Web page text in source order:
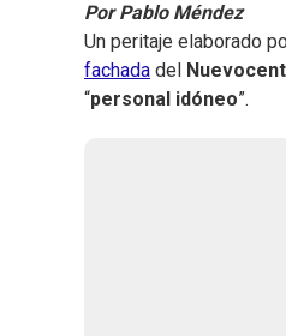
Por Pablo Méndez
Un peritaje elaborado
fachada del
“personal idóneo”.